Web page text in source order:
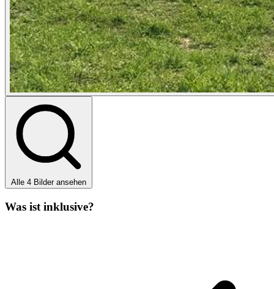
Alle 4 Bilder ansehen
Was ist inklusive?